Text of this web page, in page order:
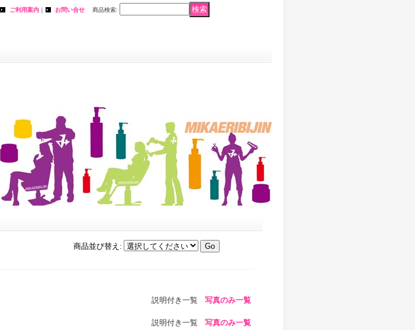
ご利用案内 ｜ お問い合せ 商品検索:
商品並び替え :
説明付き一覧 写真のみ一覧
説明付き一覧 写真のみ一覧